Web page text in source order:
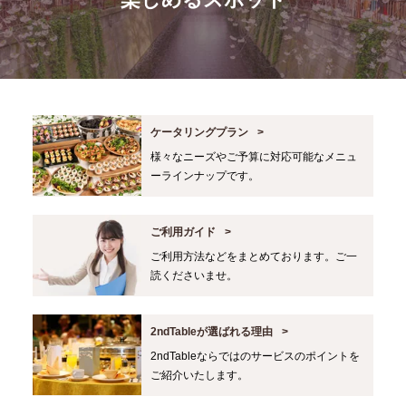
ケータリングプラン
様々なニーズやご予算に対応可能なメニュ
ーラインナップです。
ご利用ガイド
ご利用方法などをまとめております。ご一
読くださいませ。
2ndTableが選ばれる理由
2ndTableならではのサービスのポイントを
ご紹介いたします。